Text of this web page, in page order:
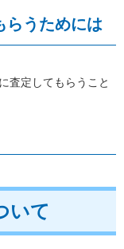
うためには
査定してもらうこと
いて